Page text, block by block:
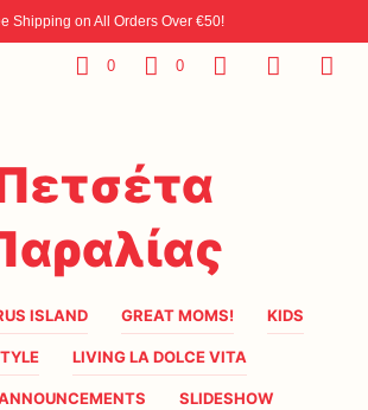
Shipping on All Orders Over €50!
0 0
ISLAND GREAT MOMS! KIDS
LIVING LA DOLCE VITA
SLIDESHOW